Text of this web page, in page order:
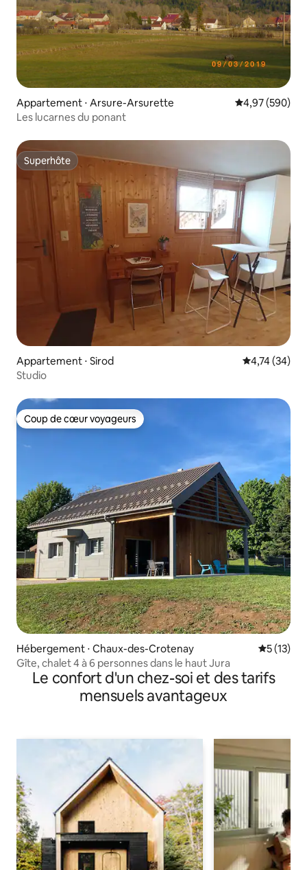
Appartement ⋅ Arsure-Arsurette Évaluation
4,97 (590)
Les lucarnes du ponant
Superhôte
Superhôte
Appartement ⋅ Sirod Évaluation
4,74 (34)
Studio
Coup de cœur voyageurs
Coup de cœur voyageurs
Hébergement ⋅ Chaux-des-Crotenay
5 (13)
Gîte, chalet 4 à 6 personnes dans le haut Jura
Le confort d'un chez-soi et des tarifs
mensuels avantageux